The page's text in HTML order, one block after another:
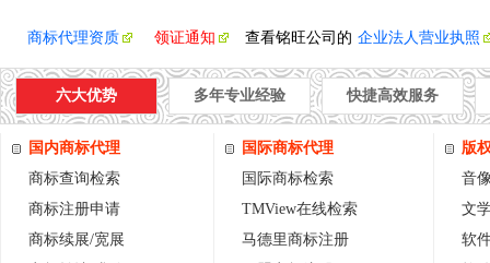
商标代理资质 领证通知 查看铭旺公司的 企业法人营业执照
六大优势 多年专业经验 快捷高效服务
国内商标代理
商标查询检索
商标注册申请
商标续展/宽展
国际商标代理
国际商标检索
TMView在线检索
马德里商标注册
版
音
文
软